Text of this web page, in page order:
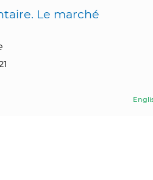
Le marché